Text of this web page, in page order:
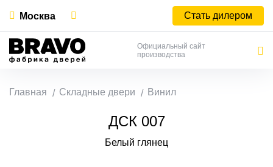
Москва Стать дилером
Официальный сайт
производства
Главная Складные двери Винил
ДСК 007
Белый глянец